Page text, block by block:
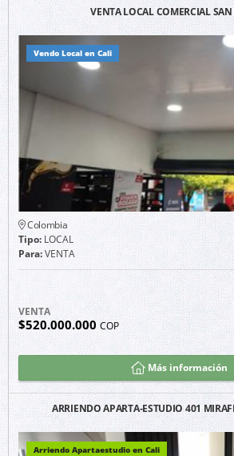
VENTA LOCAL COMERCIAL
Vendo Local en Cali
Colombia
Tipo:LOCAL
Para:VENTA
VENTA
$520.000.000COP
Más información
ARRIENDO APARTA-ESTUDIO 401
Arriendo Apartaestudio en Cali